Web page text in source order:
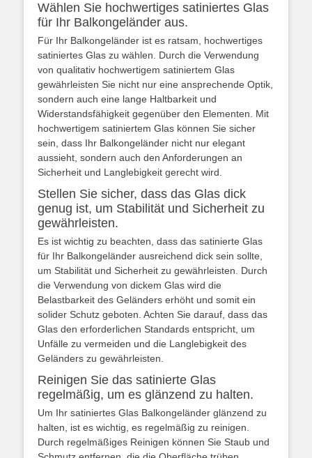
Wählen Sie hochwertiges satiniertes Glas
für Ihr Balkongeländer aus.
Für Ihr Balkongeländer ist es ratsam, hochwertiges
satiniertes Glas zu wählen. Durch die Verwendung
von qualitativ hochwertigem satiniertem Glas
gewährleisten Sie nicht nur eine ansprechende Optik,
sondern auch eine lange Haltbarkeit und
Widerstandsfähigkeit gegenüber den Elementen. Mit
hochwertigem satiniertem Glas können Sie sicher
sein, dass Ihr Balkongeländer nicht nur elegant
aussieht, sondern auch den Anforderungen an
Sicherheit und Langlebigkeit gerecht wird.
Stellen Sie sicher, dass das Glas dick
genug ist, um Stabilität und Sicherheit zu
gewährleisten.
Es ist wichtig zu beachten, dass das satinierte Glas
für Ihr Balkongeländer ausreichend dick sein sollte,
um Stabilität und Sicherheit zu gewährleisten. Durch
die Verwendung von dickem Glas wird die
Belastbarkeit des Geländers erhöht und somit ein
solider Schutz geboten. Achten Sie darauf, dass das
Glas den erforderlichen Standards entspricht, um
Unfälle zu vermeiden und die Langlebigkeit des
Geländers zu gewährleisten.
Reinigen Sie das satinierte Glas
regelmäßig, um es glänzend zu halten.
Um Ihr satiniertes Glas Balkongeländer glänzend zu
halten, ist es wichtig, es regelmäßig zu reinigen.
Durch regelmäßiges Reinigen können Sie Staub und